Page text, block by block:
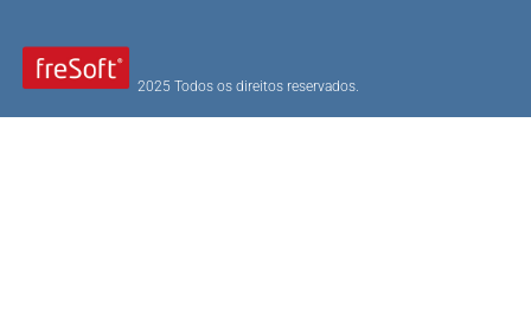
2025 Todos os direitos reservados.